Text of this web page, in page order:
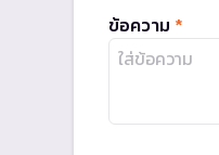
ข้อความ *